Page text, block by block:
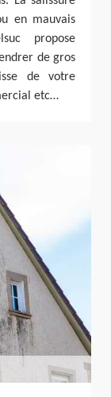
en mauvais
propose
de gros
de votre
etc…